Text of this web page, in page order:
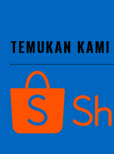
TEMUKAN